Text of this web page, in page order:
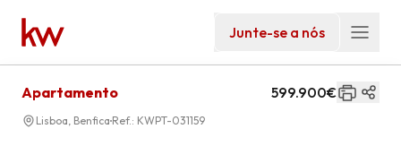
Junte-se a nós
Apartamento 599.900€
Lisboa, Benfica Ref.: KWPT-031159